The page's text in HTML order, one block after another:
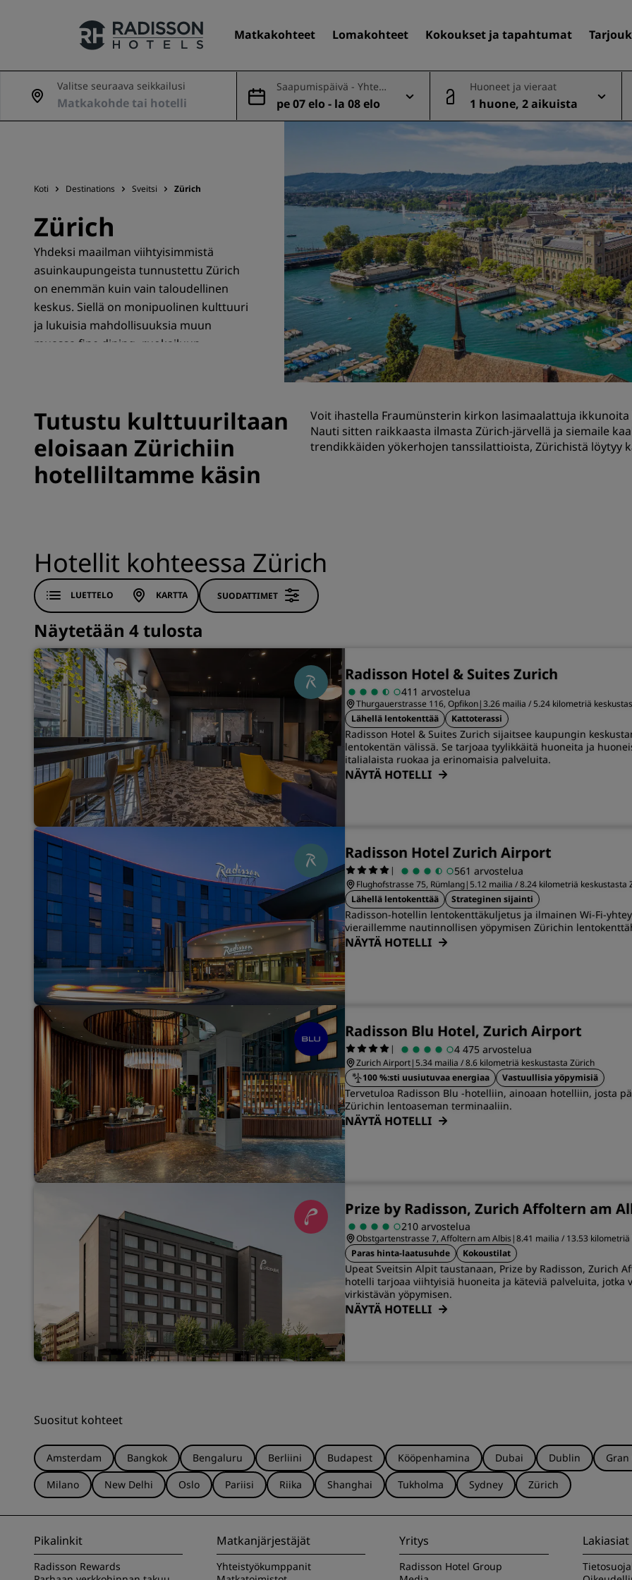
Matkakohteet Lomakohteet Kokoukset ja tapahtumat
Hotelliketjumme
Löydä itsellesi hotelli
Lomakohteet
Täyden palvelun
Lentokenttähotellit
Uudet ja tulevat hotellit
Kokoukset ja tapahtumat
Tutustu Radisson
Varaa kokoustila
Pyydä tarjous
Tapahtumakohteet
Toimialaratkaisut
Etsi lentoja
Etsi lentoja
Valitse seuraava seikkailusi
Saapumispäivä - Yhtee
nveto
pe 07 elo - la 08 elo
Huoneet ja vieraat
1 huone, 2 aikuista
Koti Destinations Sveitsi Zürich
Zürich
Yhdeksi maailman viihtyisimmistä
asuinkaupungeista tunnustettu Zürich
on enemmän kuin vain taloudellinen
keskus. Siellä on monipuolinen kulttuuri
ja lukuisia mahdollisuuksia muun
muassa fine dining -ruokailuun,
Tutustu kulttuuriltaan
eloisaan Zürichiin
hotelliltamme käsin
Voit ihastella Fraumünsterin kirkon lasimaalattuja
Nauti sitten raikkaasta ilmasta Zürich-järvellä ja siemaile
trendikkäiden yökerhojen tanssilattioista, Zürichistä löytyy
Hotellit kohteessa Zürich
LUETTELO KARTTA SUODATTIMET
Näytetään 4 tulosta
Radisson Hotel & Suites Zurich
411 arvostelua
Thurgauerstrasse 116, Opfikon|3.26 mailia / 5.24 kilometriä
Lähellä lentokenttää
Kattoterassi
Radisson Hotel & Suites Zurich sijaitsee kaupungin
lentokentän välissä. Se tarjoaa tyylikkäitä huoneita ja
italialaista ruokaa ja erinomaisia palveluita.
NÄYTÄ HOTELLI
Radisson Hotel Zurich Airport
| 561 arvostelua
Flughofstrasse 75, Rümlang|5.12 mailia / 8.24 kilometriä keskustasta
Lähellä lentokenttää
Strateginen sijainti
Radisson-hotellin lentokenttäkuljetus ja ilmainen Wi-Fi-
vieraillemme nautinnollisen yöpymisen Zürichin
NÄYTÄ HOTELLI
Radisson Blu Hotel, Zurich Airport
| 4 475 arvostelua
Zurich Airport|5.34 mailia / 8.6 kilometriä keskustasta Zürich
100 %:sti uusiutuvaa energiaa
Vastuullisia yöpymisiä
Tervetuloa Radisson Blu -hotelliin, ainoaan hotelliin, josta
Zürichin lentoaseman terminaaliin.
NÄYTÄ HOTELLI
Prize by Radisson, Zurich Affoltern am
210 arvostelua
Obstgartenstrasse 7, Affoltern am Albis |8.41 mailia / 13.53
Paras hinta-laatusuhde
Kokoustilat
Upeat Sveitsin Alpit taustanaan, Prize by Radisson, Zurich
hotelli tarjoaa viihtyisiä huoneita ja käteviä palveluita, jotka
virkistävän yöpymisen.
NÄYTÄ HOTELLI
Suositut kohteet
Amsterdam Bangkok Bengaluru Berliini Budapest Kööpenhamina Dubai Dublin Gran
Milano
New Delhi Oslo Pariisi Riika Shanghai Tukholma Sydney Zürich
Pikalinkit
Radisson Rewards
Matkanjärjestäjät
Yhteistyökumppanit
Yritys
Radisson Hotel Group
Lakiasiat